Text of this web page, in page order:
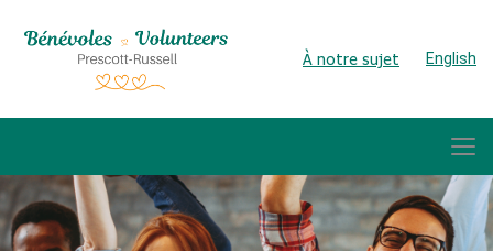
À notre sujet English